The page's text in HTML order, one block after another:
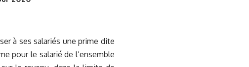
à ses salariés une prime dite
pour le salarié de l’ensemble